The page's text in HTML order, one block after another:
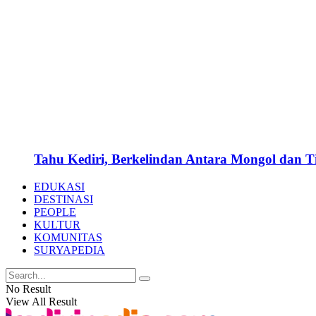
Tahu Kediri, Berkelindan Antara Mongol dan
EDUKASI
DESTINASI
PEOPLE
KULTUR
KOMUNITAS
SURYAPEDIA
No Result
View All Result